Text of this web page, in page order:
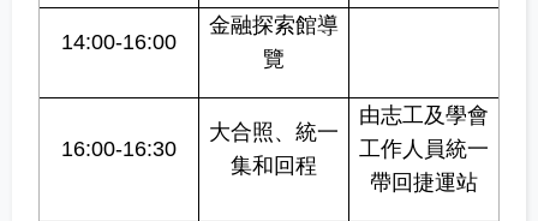
14:00-16:00
金融探索館導
覽
16:00-16:30
大合照、統一
集和回程
由志工及學會
工作人員統一
帶回捷運站